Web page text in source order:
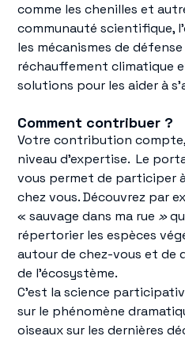
comme les chenilles et
communauté
les mécanismes de
réchauffement climatique
solutions pour les aider à
Comment contribuer ?
Votre contribution
niveau d’expertise. Le
vous permet de participer
chez vous. Découvrez par
« sauvage dans ma rue »
répertorier les espèces
autour de chez-vous et de
de l’écosystème.
C’est la science
sur le phénomène
oiseaux sur les dernières